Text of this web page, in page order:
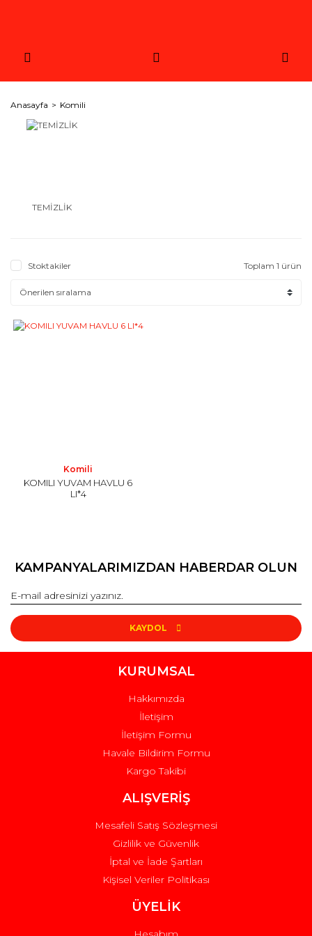
Anasayfa Komili
TEMİZLİK
Stoktakiler Toplam 1 ürün
Komili
KOMILI YUVAM HAVLU 6
LI*4
KAMPANYALARIMIZDAN HABERDAR OLUN
KAYDOL
KURUMSAL
Hakkımızda
İletişim
İletişim Formu
Havale Bildirim Formu
Kargo Takibi
ALIŞVERİŞ
Mesafeli Satış Sözleşmesi
Gizlilik ve Güvenlik
İptal ve İade Şartları
Kişisel Veriler Politikası
ÜYELİK